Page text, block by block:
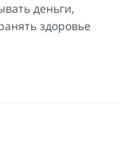
деньги,
здоровье